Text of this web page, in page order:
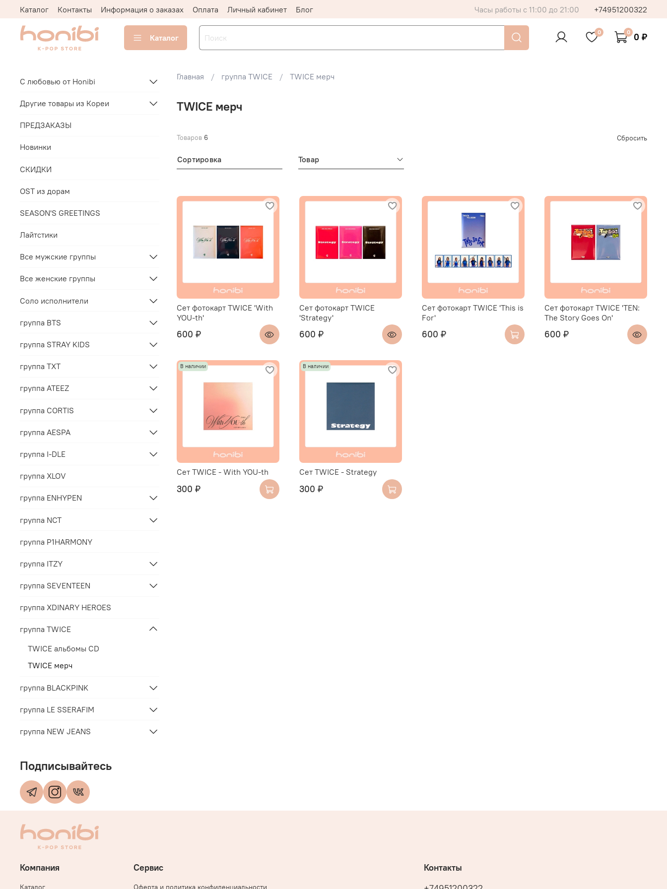
Каталог Контакты Информация о заказах Оплата Личный кабинет Блог Часы работы с 11:00 до 21:00 +74951200322
Каталог
0 0 0 ₽
Главная группа TWICE TWICE мерч
TWICE мерч
Товаров 6 Сбросить
Сортировка Товар
Сет фотокарт TWICE 'With
YOU-th'
600 ₽
Сет фотокарт TWICE
'Strategy'
600 ₽
Сет фотокарт TWICE 'This is
For'
600 ₽
Сет фотокарт TWICE 'TEN:
The Story Goes On'
600 ₽
В наличии
Сет TWICE - With YOU-th
300 ₽
В наличии
Сет TWICE - Strategy
300 ₽
С любовью от Honibi
Другие товары из Кореи
ПРЕДЗАКАЗЫ
Новинки
СКИДКИ
OST из дорам
SEASON'S GREETINGS
Лайтстики
Все мужские группы
Все женские группы
Соло исполнители
группа BTS
группа STRAY KIDS
группа TXT
группа ATEEZ
группа CORTIS
группа AESPA
группа I-DLE
группа XLOV
группа ENHYPEN
группа NCT
группа P1HARMONY
группа ITZY
группа SEVENTEEN
группа XDINARY HEROES
группа TWICE
TWICE альбомы CD
TWICE мерч
группа BLACKPINK
группа LE SSERAFIM
группа NEW JEANS
Подписывайтесь
Компания
Каталог
Сервис
Оферта и политика конфиденциальности
Контакты